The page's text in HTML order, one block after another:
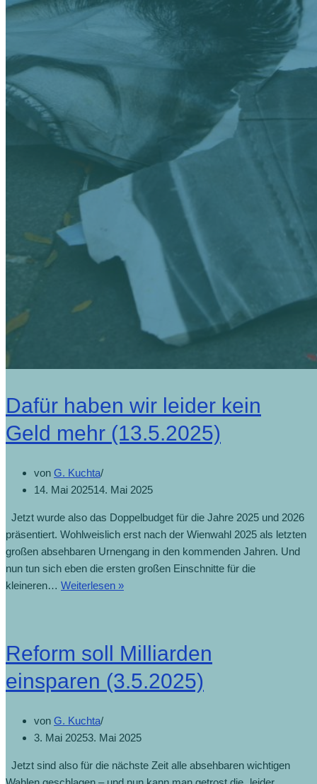
Dafür haben wir leider kein
Geld mehr (13.5.2025)
von G. Kuchta
14. Mai 202514. Mai 2025
Jetzt wurde also das Doppelbudget für die Jahre 2025 und 2026
präsentiert. Wohlweislich erst nach der Wienwahl 2025 als letzten
großen absehbaren Urnengang in den kommenden Jahren. Und
nun tun sich eben die ersten großen Einschnitte für die
kleineren… Weiterlesen »
Reform soll Milliarden
einsparen (3.5.2025)
von G. Kuchta
3. Mai 20253. Mai 2025
Jetzt sind also für die nächste Zeit alle absehbaren wichtigen